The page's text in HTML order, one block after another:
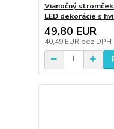
Vianočný
LED dekorácie s
49,80 EUR
40,49 EUR bez DPH